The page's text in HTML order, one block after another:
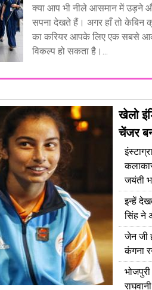
क्या आप भी नीले आसमान में उड़ने
सपना देखते हैं। अगर हाँ तो केबिन
का करियर आपके लिए एक सबसे
विकल्प हो सकता है।...
खेलो
चेंजर
जयंती
इन्हें
सिंह ने
जेन जी
कंगना